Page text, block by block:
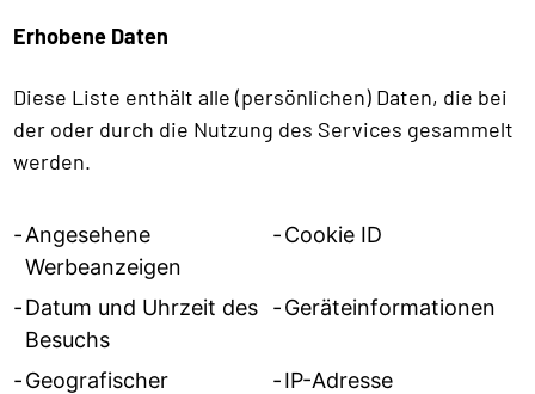
Erhobene Daten
Diese Liste enthält alle (persönlichen) Daten, die bei
der oder durch die Nutzung des Services gesammelt
werden.
Angesehene
Werbeanzeigen
Cookie ID
Datum und Uhrzeit des
Besuchs
Geräteinformationen
Geografischer
IP-Adresse